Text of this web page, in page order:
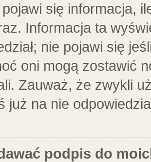
się informacja,
Informacja ta
nie pojawi się
oni mogą zostawić
Zauważ, że zwykli
już na nie
podpis do